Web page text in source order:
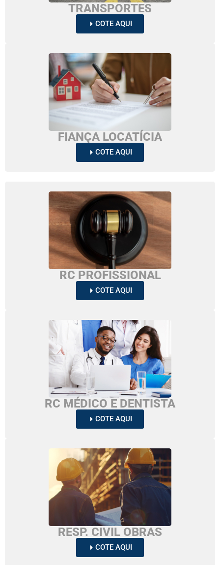
TRANSPORTES
COTE AQUI
FIANÇA LOCATÍCIA
COTE AQUI
RC PROFISSIONAL
COTE AQUI
RC MÉDICO E DENTISTA
COTE AQUI
RESP. CIVIL OBRAS
COTE AQUI